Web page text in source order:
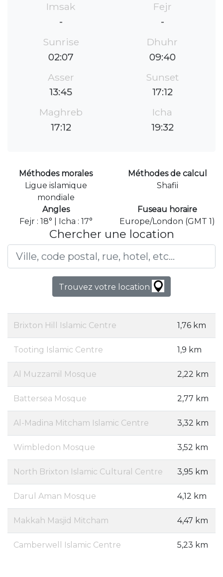
Imsak
-
Fejr
-
Sunrise
02:07
Dhuhr
09:40
Asser
13:45
Sunset
17:12
Maghreb
17:12
Icha
19:32
Méthodes morales
Ligue islamique
mondiale
Méthodes de calcul
Shafii
Angles
Fejr : 18° | Icha : 17°
Fuseau horaire
Europe/London (GMT 1)
Chercher une location
Trouvez votre location
Brixton Hill Islamic Centre 1,76 km
Tooting Islamic Centre 1,9 km
Al Muzzamil Mosque 2,22 km
Battersea Mosque 2,77 km
Al-Madina Mitcham Islamic Centre 3,32 km
Wimbledon Mosque 3,52 km
North Brixton Islamic Cultural Centre 3,95 km
Darul Aman Mosque 4,12 km
Makkah Masjid Mitcham 4,47 km
Camberwell Islamic Centre 5,23 km